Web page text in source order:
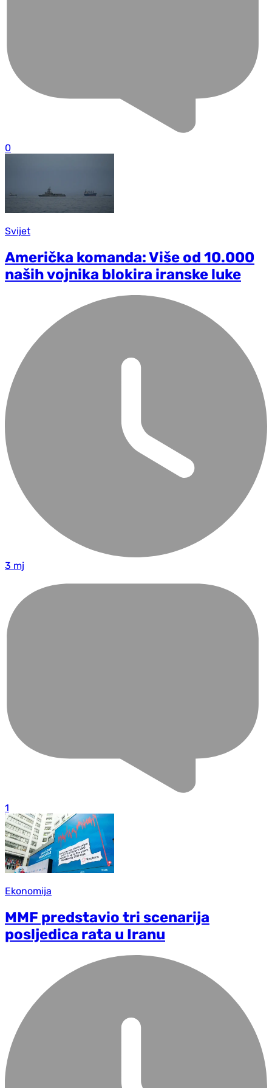
0
Svijet
Američka komanda: Više od 10.000
naših vojnika blokira iranske luke
3 mj
1
Ekonomija
MMF predstavio tri scenarija
posljedica rata u Iranu